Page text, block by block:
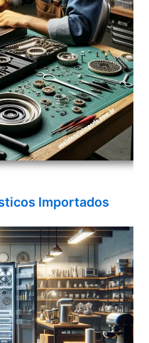
Importados